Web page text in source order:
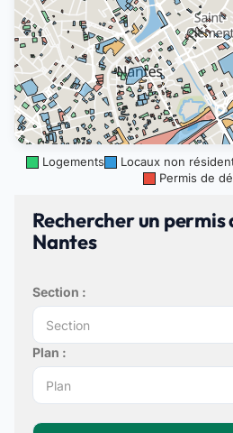
Logements
Locaux non
Permis de
Rechercher un
Nantes
Section :
Plan :